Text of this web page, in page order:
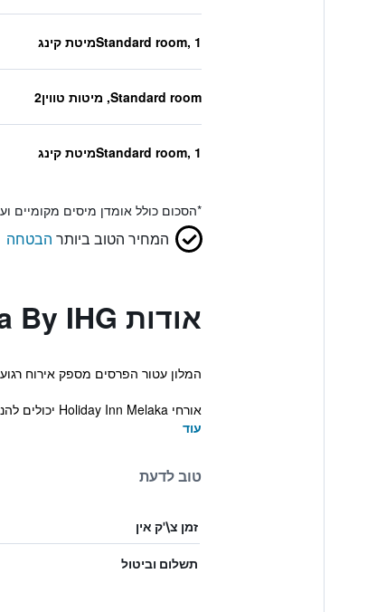
Standard room, 1מיטת קינג
Standard room, מיטות טווין2
Standard room, 1מיטת קינג
*הסכום כולל אומדן מיסים
המחיר הטוב ביותר הבטחה
אודות Holiday Inn Melaka By IHG
המלון עטור הפרסים מספק אירוח
אורחי Holiday Inn Melaka יכולים להנות מטבילה בבריכה, אימון במרכז הכושר או מערב רגוע בבר שבמק...
עוד
טוב לדעת
זמן צ\'ק אין
תשלום וביטול